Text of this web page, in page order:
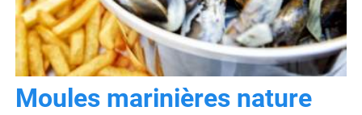
Moules marinières nature